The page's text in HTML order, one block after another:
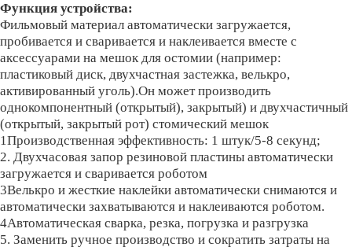
Функция устройства:
Фильмовый материал автоматически загружается,
пробивается и сваривается и наклеивается вместе с
аксессуарами на мешок для остомии (например:
пластиковый диск, двухчастная застежка, велькро,
активированный уголь).Он может производить
однокомпонентный (открытый), закрытый) и двухчастичный
(открытый, закрытый рот) стомический мешок
1Производственная эффективность: 1 штук/5-8 секунд;
2. Двухчасовая запор резиновой пластины автоматически
загружается и сваривается роботом
3Велькро и жесткие наклейки автоматически снимаются и
автоматически захватываются и наклеиваются роботом.
4Автоматическая сварка, резка, погрузка и разгрузка
5. Заменить ручное производство и сократить затраты на